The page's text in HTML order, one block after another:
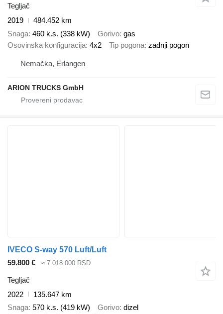
Tegljač
2019
484.452 km
Snaga 460 k.s. (338 kW) Gorivo gas
Osovinska konfiguracija 4x2 Tip pogona zadnji pogon
Nemačka, Erlangen
ARION TRUCKS GmbH
IVECO S-way 570 Luft/Luft
59.800 €
≈ 7.018.000 RSD
Tegljač
2022
135.647 km
Snaga 570 k.s. (419 kW) Gorivo dizel